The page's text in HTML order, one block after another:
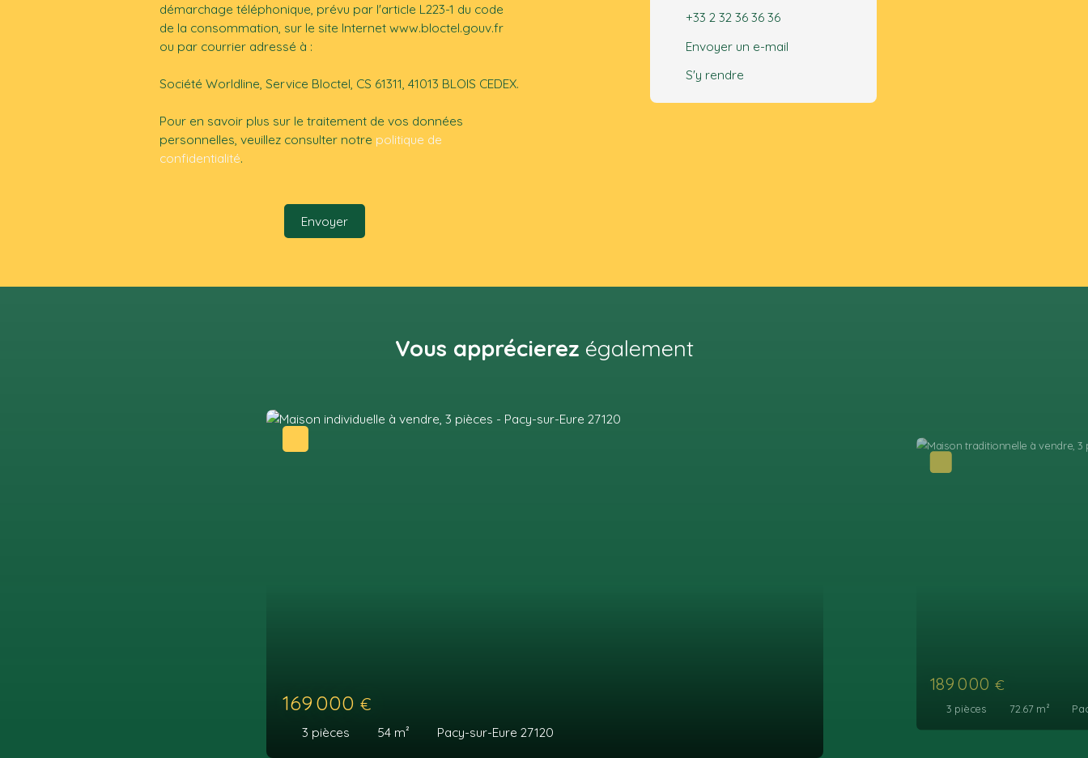
démarchage téléphonique, prévu par l'article L223-1 du code
de la consommation, sur le site Internet www.bloctel.gouv.fr
ou par courrier adressé à :
Société Worldline, Service Bloctel, CS 61311, 41013 BLOIS CEDEX.
Pour en savoir plus sur le traitement de vos données
personnelles, veuillez consulter notre politique de
confidentialité.
Envoyer
+33 2 32 36 36 36
Envoyer un e-mail
S'y rendre
Vous apprécierez également
189 000
3pièces 72.67 m² Pacy-sur-Eure 27120
189 000
3pièces 69.57